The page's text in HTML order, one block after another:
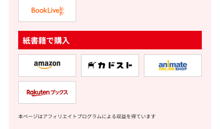
紙書籍で購入
本ページはアフィリエイトプログラムによる収益を得ています